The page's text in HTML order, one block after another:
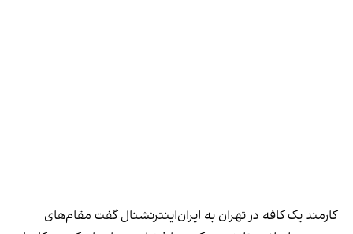
کارمند یک کافه در تهران به ایران‌اینترنشنال گفت مقام‌های